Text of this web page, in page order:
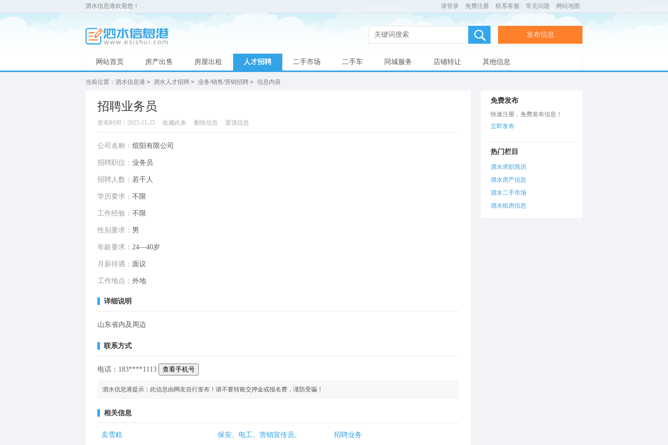
泗水信息港欢迎您！ 请登录 免费注册 联系客服 常见问题 网站地图
发布信息
网站首页 房产出售 房屋出租 人才招聘 二手市场 二手车 同城服务 店铺转让 其他信息
当前位置： 泗水信息港 > 泗水人才招聘 > 业务/销售/营销招聘 > 信息内容
招聘业务员
发布时间：2025-11-25 收藏此条 删除信息 置顶信息
公司名称： 煊阳有限公司
招聘职位： 业务员
招聘人数： 若干人
学历要求： 不限
工作经验： 不限
性别要求： 男
年龄要求： 24—40岁
月薪待遇： 面议
工作地点： 外地
详细说明
山东省内及周边
联系方式
电话： 183****1113 查看手机号
泗水信息港提示：此信息由网友自行发布！请不要转账交押金或报名费，谨防受骗！
相关信息
卖雪糕 保安、电工、营销宣传员。 招聘业务
免费发布
快速注册，免费发布信息！
立即发布
热门栏目
泗水求职简历
泗水房产信息
泗水二手市场
泗水租房信息